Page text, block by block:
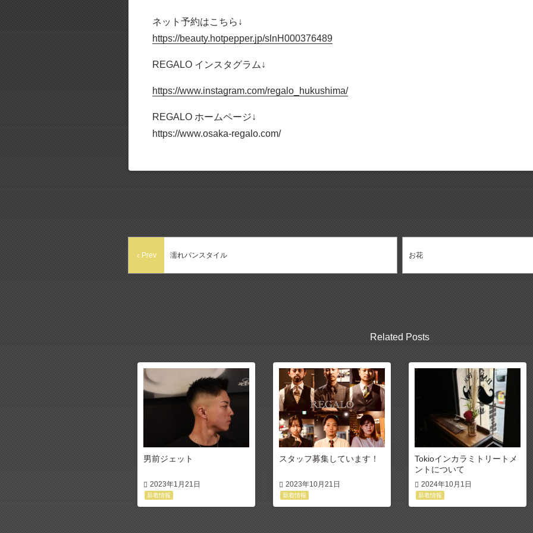
ネット予約はこちら↓
https://beauty.hotpepper.jp/slnH000376489
REGALO インスタグラム↓
https://www.instagram.com/regalo_hukushima/
REGALO ホームページ↓
https://www.osaka-regalo.com/
Prev 濡れパンスタイル お花
Related Posts
男前ジェット
2023年1月21日
新着情報
スタッフ募集しています！
2023年10月21日
新着情報
Tokioインカラミトリートメ
ントについて
2024年10月1日
新着情報